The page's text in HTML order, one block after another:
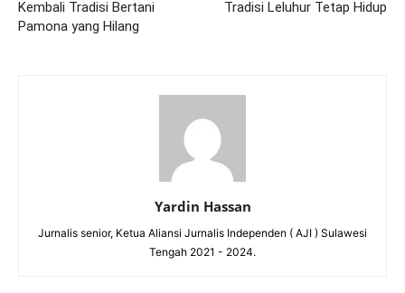
Kembali Tradisi Bertani
Pamona yang Hilang
Tradisi Leluhur Tetap Hidup
Yardin Hassan
Jurnalis senior, Ketua Aliansi Jurnalis Independen ( AJI ) Sulawesi
Tengah 2021 - 2024.